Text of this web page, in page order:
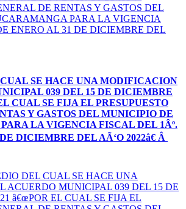
SE HACE UNA MODIFICACION
039 DEL 15 DE DICIEMBRE
CUAL SE FIJA EL PRESUPUESTO
Y GASTOS DEL MUNICIPIO DE
LA VIGENCIA FISCAL DEL 1Âº.
DICIEMBRE DEL AÃ‘O 2022â€ Â